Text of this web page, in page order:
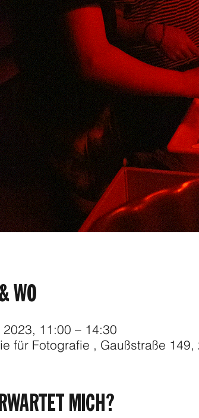
WO
11:00 – 14:30
für Fotografie , Gaußstraße
MICH?